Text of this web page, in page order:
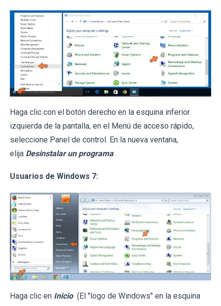
Haga clic con el botón derecho en la esquina inferior
izquierda de la pantalla, en el Menú de acceso rápido,
seleccione Panel de control. En la nueva ventana,
elija Desinstalar un programa .
Usuarios de Windows 7:
Haga clic en Inicio (El "logo de Windows" en la esquina